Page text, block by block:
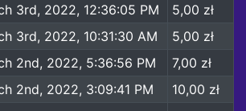
3rd, 2022, 12:36:05 PM
5,00 zł
3rd, 2022, 10:31:30 AM
5,00 zł
2nd, 2022, 5:36:56 PM
7,00 zł
2nd, 2022, 3:09:41 PM
10,00 zł